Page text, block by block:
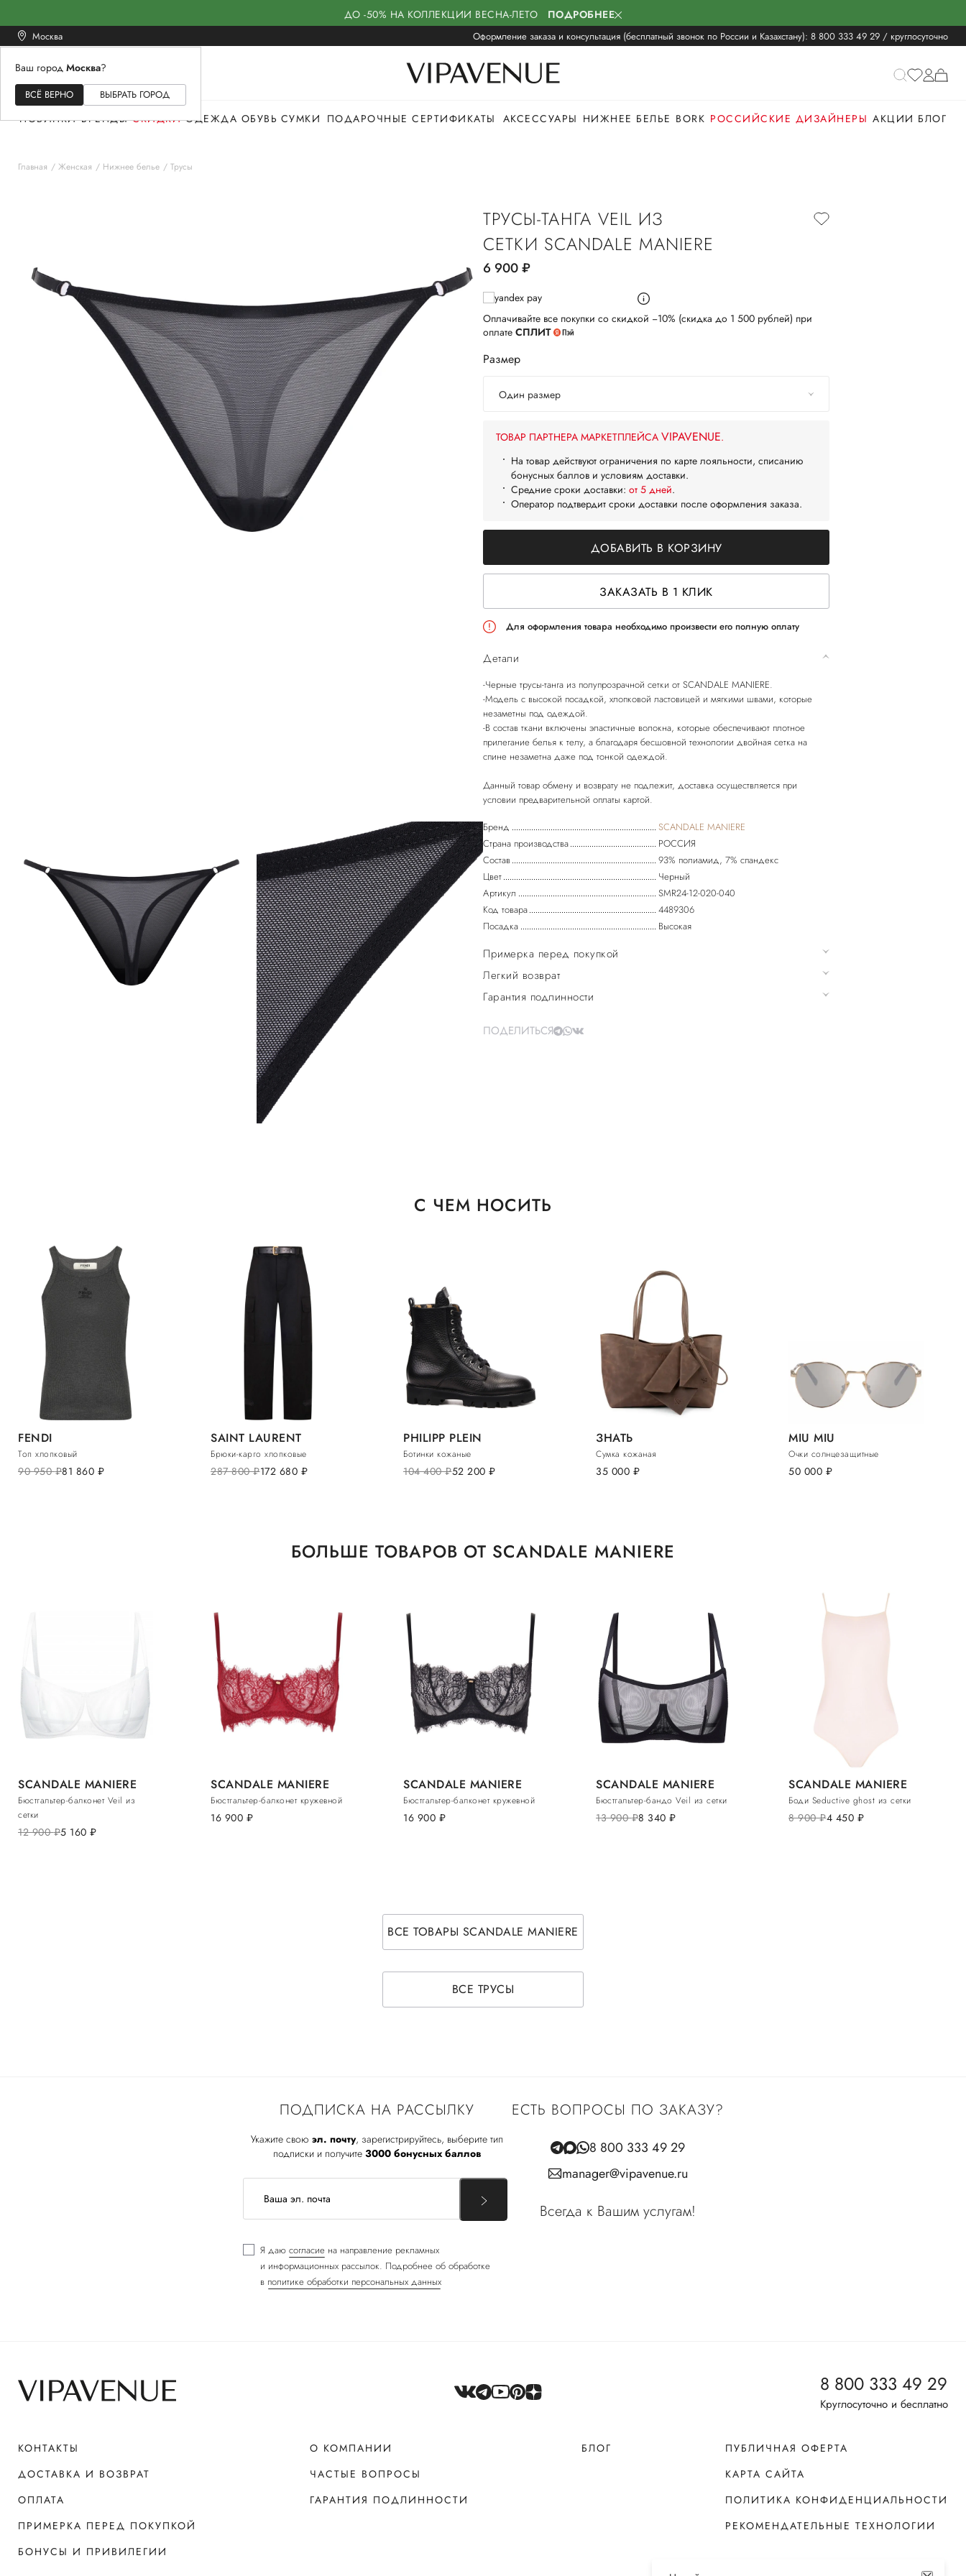
ДО -50% НА КОЛЛЕКЦИИ ВЕСНА-ЛЕТО ПОДРОБНЕЕ
Москва Оформление заказа и консультация (бесплатный звонок по России и Казахстану): 8 800 333 49 29 / круглосуточно
Ваш город Москва?
ВСЁ ВЕРНО ВЫБРАТЬ ГОРОД
ЖЕНСКОЕМУЖСКОЕ
НОВИНКИ БРЕНДЫ СКИДКИ ОДЕЖДА ОБУВЬ СУМКИ ПОДАРОЧНЫЕ СЕРТИФИКАТЫ АКСЕССУАРЫ НИЖНЕЕ БЕЛЬЕ BORK РОССИЙСКИЕ ДИЗАЙНЕРЫ АКЦИИ БЛОГ
Главная Женская Нижнее белье Трусы
ТРУСЫ-ТАНГА VEIL ИЗ
СЕТКИ SCANDALE MANIERE
6 900руб.
Оплачивайте все покупки со скидкой −10% (скидка до 1 500 рублей) при
оплате СПЛИТ
Размер
Один размер
ТОВАР ПАРТНЕРА МАРКЕТПЛЕЙСА VIPAVENUE.
На товар действуют ограничения по карте лояльности, списанию
бонусных баллов и условиям доставки.
Средние сроки доставки: от 5 дней.
Оператор подтвердит сроки доставки после оформления заказа.
ДОБАВИТЬ В КОРЗИНУ
ЗАКАЗАТЬ В 1 КЛИК
Для оформления товара необходимо произвести его полную оплату
Детали
-Черные трусы-танга из полупрозрачной сетки от SCANDALE MANIERE.
-Модель с высокой посадкой, хлопковой ластовицей и мягкими швами, которые
незаметны под одеждой.
-В состав ткани включены эластичные волокна, которые обеспечивают плотное
прилегание белья к телу, а благодаря бесшовной технологии двойная сетка на
спине незаметна даже под тонкой одеждой.
Данный товар обмену и возврату не подлежит, доставка осуществляется при
Бренд
SCANDALE MANIERE
Страна производства
РОССИЯ
Состав
93% полиамид, 7% спандекс
Цвет
Черный
Артикул
SMR24-12-020-040
Код товара
4489306
Посадка
Высокая
Примерка перед покупкой
Легкий возврат
Гарантия подлинности
ПОДЕЛИТЬСЯ
С ЧЕМ НОСИТЬ
FENDI
Топ хлопковый
90 950руб.81 860 руб.
SAINT LAURENT
Брюки-карго хлопковые
287 800руб.172 680 руб.
PHILIPP PLEIN
Ботинки кожаные
104 400руб.52 200 руб.
ЗНАТЬ
Сумка кожаная
35 000 руб.
MIU MIU
Очки солнцезащитные
50 000 руб.
БОЛЬШЕ ТОВАРОВ ОТ SCANDALE MANIERE
SCANDALE MANIERE
Бюстгальтер-балконет Veil из
сетки
12 900руб.5 160 руб.
SCANDALE MANIERE
Бюстгальтер-балконет кружевной
16 900 руб.
SCANDALE MANIERE
Бюстгальтер-балконет кружевной
16 900 руб.
SCANDALE MANIERE
Бюстгальтер-бандо Veil из сетки
13 900руб.8 340 руб.
SCANDALE MANIERE
Боди Seductive ghost из сетки
8 900руб.4 450 руб.
ВСЕ ТОВАРЫ SCANDALE MANIERE
ВСЕ ТРУСЫ
ПОДПИСКА НА РАССЫЛКУ
Укажите свою эл. почту, зарегистрируйтесь, выберите тип
подписки и получите 3000 бонусных баллов
Я даю согласие на направление рекламных
и информационных рассылок. Подробнее об обработке
в политике обработки персональных данных
ЕСТЬ ВОПРОСЫ ПО ЗАКАЗУ?
8 800 333 49 29
manager@vipavenue.ru
Всегда к Вашим услугам!
8 800 333 49 29
Круглосуточно и бесплатно
КОНТАКТЫ
ДОСТАВКА И ВОЗВРАТ
ОПЛАТА
ПРИМЕРКА ПЕРЕД ПОКУПКОЙ
БОНУСЫ И ПРИВИЛЕГИИ
О КОМПАНИИ
ЧАСТЫЕ ВОПРОСЫ
ГАРАНТИЯ ПОДЛИННОСТИ
БЛОГ
ПУБЛИЧНАЯ ОФЕРТА
КАРТА САЙТА
ПОЛИТИКА КОНФИДЕНЦИАЛЬНОСТИ
РЕКОМЕНДАТЕЛЬНЫЕ ТЕХНОЛОГИИ